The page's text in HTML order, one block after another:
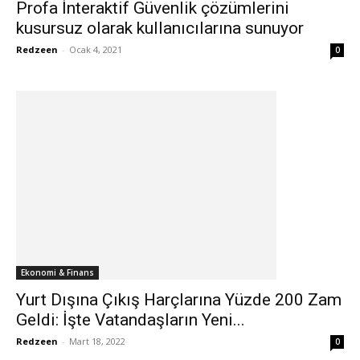
Profa İnteraktif Güvenlik çözümlerini
kusursuz olarak kullanıcılarına sunuyor
Redzeen - Ocak 4, 2021 0
Ekonomi & Finans
Yurt Dışına Çıkış Harçlarına Yüzde 200 Zam
Geldi: İşte Vatandaşların Yeni...
Redzeen - Mart 18, 2022 0